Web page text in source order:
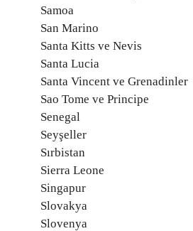
Samoa
San Marino
Santa Kitts ve Nevis
Santa Lucia
Santa Vincent ve Grenadinler
Sao Tome ve Principe
Senegal
Seyşeller
Sırbistan
Sierra Leone
Singapur
Slovakya
Slovenya